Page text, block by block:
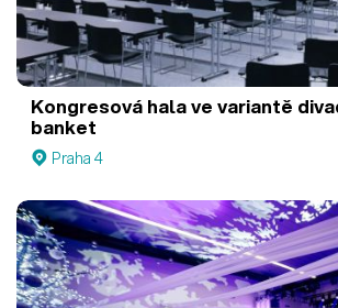
Kongresová hala ve variantě
banket
Praha 4